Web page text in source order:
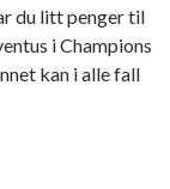
du litt penger til
i Champions
kan i alle fall